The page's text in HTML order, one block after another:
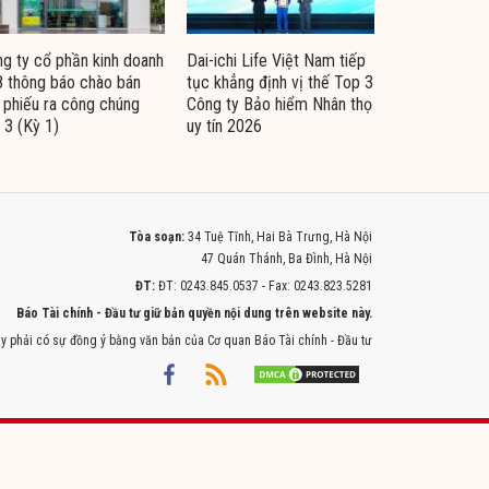
ty cổ phần kinh doanh
thông báo chào bán
ra công chúng
(Kỳ 1)
Dai-ichi Life Việt Nam tiếp
tục khẳng định vị thế Top 3
Công ty Bảo hiểm Nhân thọ
uy tín 2026
Tòa soạn: 34 Tuệ Tĩnh, Hai Bà Trưng, Hà Nội
47 Quán Thánh, Ba Đình, Hà Nội
ĐT: ĐT: 0243.845.0537 - Fax: 0243.823.5281
Báo Tài chính - Đầu tư giữ bản quyền nội dung trên website này.
có sự đồng ý bằng văn bản của Cơ quan Báo Tài chính - Đầu tư